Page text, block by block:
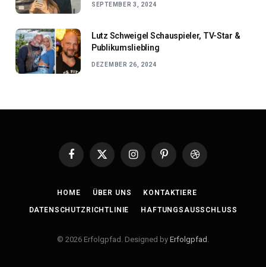
SEPTEMBER 3, 2024
Lutz Schweigel Schauspieler, TV-Star &
Publikumsliebling
DEZEMBER 26, 2024
Facebook
X
InstagramPinterestDribbble
HOME ÜBER UNS KONTAKTIERE
DATENSCHUTZRICHTLINIE HAFTUNGSAUSSCHLUSS
© 2026 Erfolgpfad. Designed by Erfolgpfad